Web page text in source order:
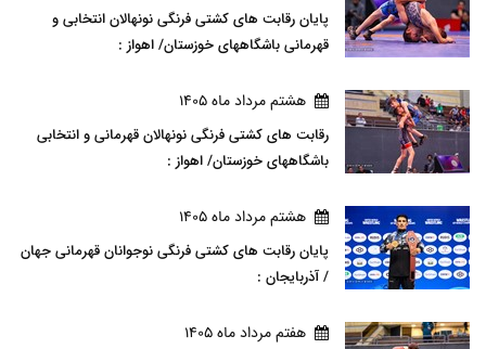
پایان رقابت های کشتی فرنگی نونهالان انتخابی و
قهرمانی باشگاههای خوزستان/ اهواز :
هشتم مرداد ماه 1405
رقابت های کشتی فرنگی نونهالان قهرمانی و انتخابی
باشگاههای خوزستان/ اهواز :
هشتم مرداد ماه 1405
پایان رقابت های کشتی فرنگی نوجوانان قهرمانی جهان
/ آذربایجان :
هفتم مرداد ماه 1405